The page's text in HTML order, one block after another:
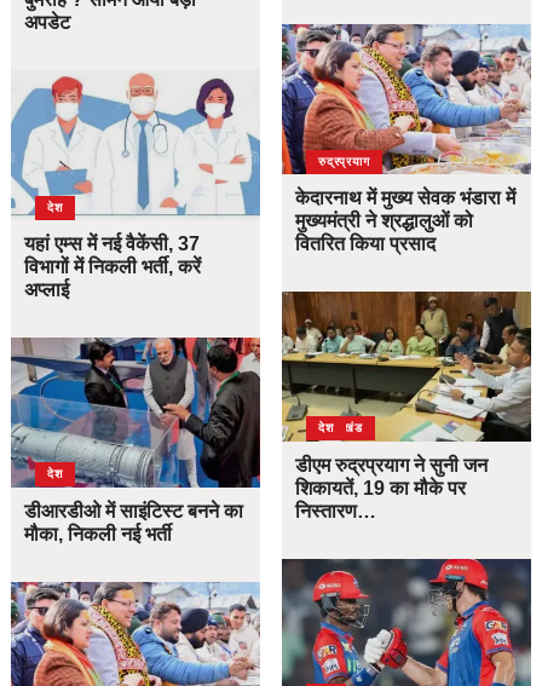
अपडेट
देश
यहां एम्स में नई वैकेंसी, 37
विभागों में निकली भर्ती, करें
अप्लाई
देश
डीआरडीओ में साइंटिस्ट बनने का
मौका, निकली नई भर्ती
उत्तराखंड
देश
रुद्रप्रयाग
केदारनाथ में मुख्य सेवक भंडारा में
मुख्यमंत्री ने श्रद्धालुओं को
वितरित किया प्रसाद
उत्तराखंड
देश
डीएम रुद्रप्रयाग ने सुनी जन
शिकायतें, 19 का मौके पर
निस्तारण…